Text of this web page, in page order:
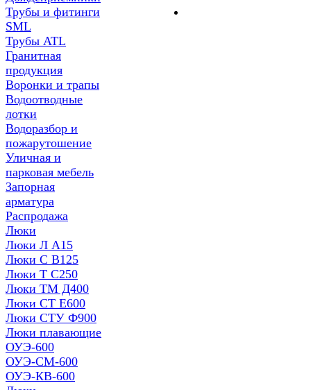
Трубы и фитинги
SML
Трубы ATL
Гранитная
продукция
Воронки и трапы
Водоотводные
лотки
Водоразбор и
пожарутошение
Уличная и
парковая мебель
Запорная
арматура
Распродажа
Люки
Люки Л А15
Люки С В125
Люки Т С250
Люки ТМ Д400
Люки СТ Е600
Люки СТУ Ф900
Люки плавающие
ОУЭ-600
ОУЭ-СМ-600
ОУЭ-КВ-600